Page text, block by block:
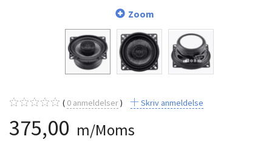
Zoom
0 anmeldelser Skriv anmeldelse
375,00 m/Moms